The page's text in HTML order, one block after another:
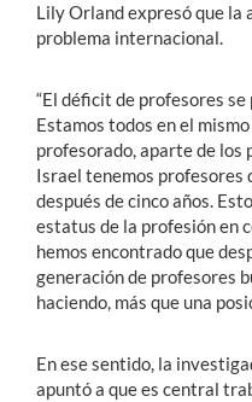
Lily Orland expresó que la
problema internacional.
“El déficit de profesores
Estamos todos en el
profesorado, aparte de los
Israel tenemos profesores
después de cinco años.
estatus de la profesión en
hemos encontrado que
generación de profesores
haciendo, más que una
En ese sentido, la
apuntó a que es central